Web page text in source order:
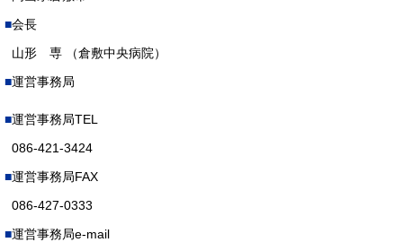
会長
山形 専 （倉敷中央病院）
運営事務局
運営事務局TEL
086-421-3424
運営事務局FAX
086-427-0333
運営事務局e-mail